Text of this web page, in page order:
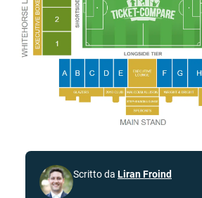
Scritto da Liran Froind